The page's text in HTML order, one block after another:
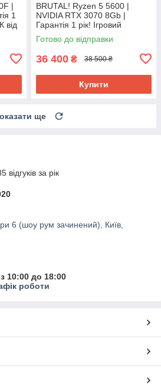
|
1
від
BRUTAL! Ryzen 5 5600 |
NVIDIA RTX 3070 8Gb |
Гарантія 1 рік! Ігровий
Компютер ПК від Магазин
CyberCat
Готово до відправки
36 400 ₴ 38 500 ₴
Купити
ще
за рік
6 (шоу рум зачинений), Київ,
10:00 до 18:00
роботи